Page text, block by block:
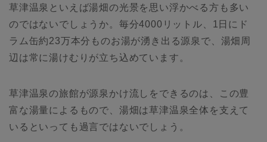
草津温泉といえば湯畑の光景を思い浮かべる方も多い
のではないでしょうか。毎分4000リットル、1日にド
ラム缶約23万本分ものお湯が湧き出る源泉で、湯畑周
辺は常に湯けむりが立ち込めています。
草津温泉の旅館が源泉かけ流しをできるのは、この豊
富な湯量によるもので、湯畑は草津温泉全体を支えて
いるといっても過言ではないでしょう。